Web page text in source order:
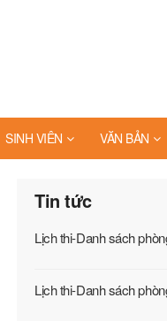
SINH VIÊN VĂN BẢN
Tin tức
Lịch thi-Danh sách
Lịch thi-Danh sách